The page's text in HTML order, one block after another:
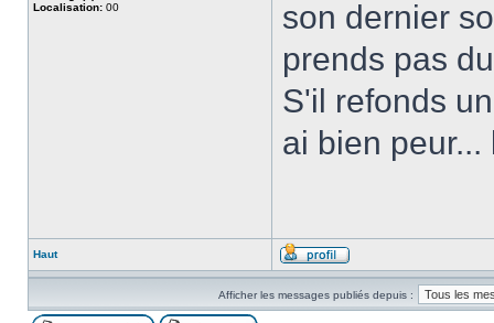
Localisation: 00
son dernier
prends pas
S'il refonds
ai bien
Haut
Afficher les messages publiés depuis :